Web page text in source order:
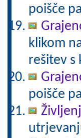
poišče
klikom
rešitev s
poišče